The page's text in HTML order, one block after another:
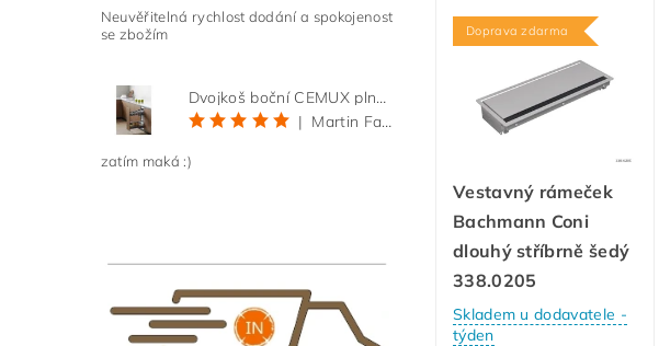
Neuvěřitelná rychlost dodání a spokojenost
se zbožím
Dvojkoš boční CEMUX plné dno 3D, s tlumením antracit 200 mm
|
Martin Faltus
zatím maká :)
Doprava zdarma
Vestavný rámeček
Bachmann Coni
dlouhý stříbrně šedý
338.0205
Skladem u dodavatele -
týden